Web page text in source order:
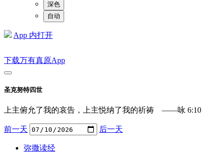
深色
自动
App 内打开
下载万有真原App
圣克努特四世
上主俯允了我的哀告，上主悦纳了我的祈祷 ——咏 6:10
前一天 后一天
弥撒读经